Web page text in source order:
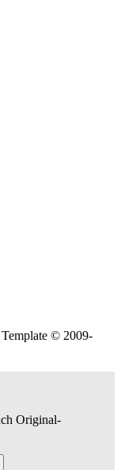
© 2009-
Original-